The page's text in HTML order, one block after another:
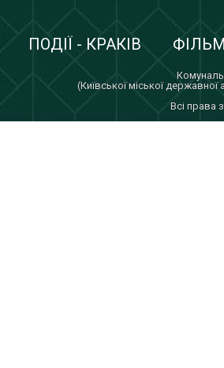
ПОДІЇ - КРАКІВ
(Київської міської державної
Всi права